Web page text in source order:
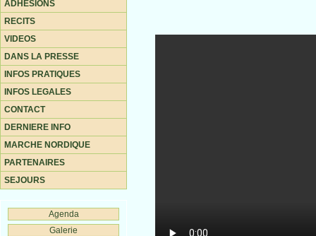
ADHESIONS
RECITS
VIDEOS
DANS LA PRESSE
INFOS PRATIQUES
INFOS LEGALES
CONTACT
DERNIERE INFO
MARCHE NORDIQUE
PARTENAIRES
SEJOURS
Agenda
Galerie